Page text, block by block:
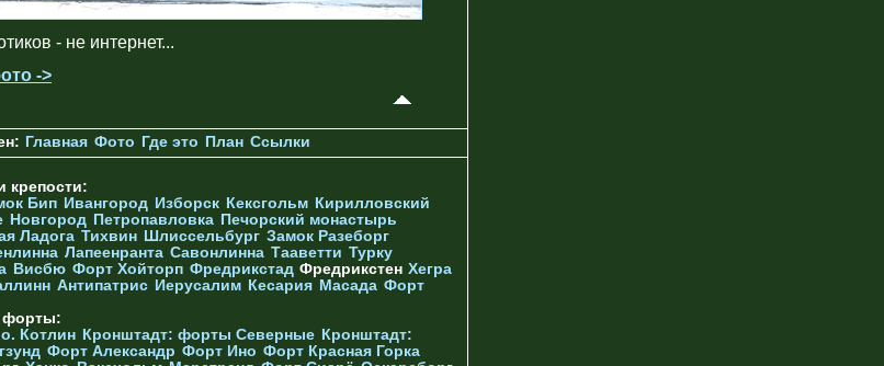
- не интернет...
->
Главная Фото Где это План Ссылки
крепости:
Бип Ивангород Изборск Кексгольм Кирилловский
Новгород Петропавловка Печорcкий монастырь
Ладога Тихвин Шлиссельбург Замок Разеборг
Лапеенранта Савонлинна Тааветти Турку
Висбю Форт Хойторп Фредрикстад Фредрикстен Хегра
Антипатрис Иерусалим Кесария Масада Форт
форты:
Котлин Кронштадт: форты Северные Кронштадт:
Форт Александр Форт Ино Форт Красная Горка